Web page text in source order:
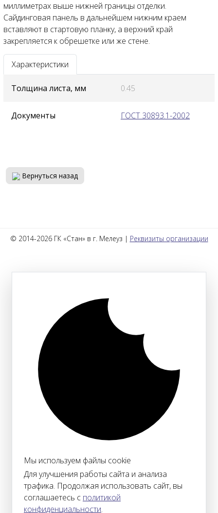
миллиметрах выше нижней границы отделки.
Сайдинговая панель в дальнейшем нижним краем
вставляют в стартовую планку, а верхний край
закрепляется к обрешетке или же стене.
Характеристики
Толщина листа, мм 0.45
Документы ГОСТ 30893.1-2002
Вернуться назад
© 2014-2026 ГК «Стан» в г. Мелеуз | Реквизиты организации
Мы используем файлы cookie
Для улучшения работы сайта и анализа
трафика. Продолжая использовать сайт, вы
соглашаетесь с политикой
конфиденциальности.